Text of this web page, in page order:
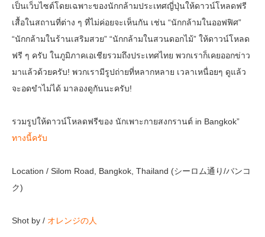
เป็นเว็บไซต์โดยเฉพาะของนักกล้ามประเทศญี่ปุ่นให้ดาวน์โหลดฟรี
เสื้อในสถานที่ต่าง ๆ ที่ไม่ค่อยจะเห็นกัน เช่น “นักกล้ามในออฟฟิศ”
“นักกล้ามในร้านเสริมสวย” “นักกล้ามในสวนดอกไม้” ให้ดาวน์โหลด
ฟรี ๆ ครับ ในภูมิภาคเอเชียรวมถึงประเทศไทย พวกเราก็เคยออกข่าว
มาแล้วด้วยครับ! พวกเรามีรูปถ่ายที่หลากหลาย เวลาเหนื่อยๆ ดูแล้ว
จะอดขำไม่ได้ มาลองดูกันนะครับ!
รวมรูปให้ดาวน์โหลดฟรีของ นักเพาะกายสงกรานต์ in Bangkok”
ทางนี้ครับ
Location / Silom Road, Bangkok, Thailand (シーロム通り/バンコ
ク)
Shot by / オレンジの人